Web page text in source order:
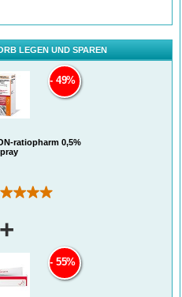
LEGEN UND SPAREN
ratiopharm 0,5%
49%
+
55%